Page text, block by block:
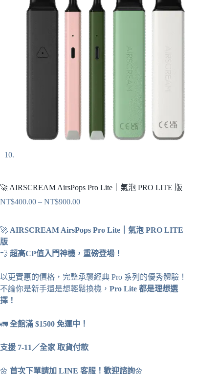
🚀 AIRSCREAM AirsPops Pro Lite｜氣泡 PRO LITE 版
NT$400.00 – NT$900.00價
範
NT$400.00
到
🚀 AIRSCREAM AirsPops Pro Lite｜氣泡 PRO LITE
版
💨 超高CP值入門神機，重磅登場！
以更實惠的價格，完整承襲經典 Pro 系列的優秀體驗！
不論你是新手還是想輕鬆換機， Pro Lite 都是理想選
擇！
🚛 全館滿 $1500 免運中！
支援 7-11／全家 取貨付款
🌼 首次下單請加 LINE 客服！歡迎諮詢🌼